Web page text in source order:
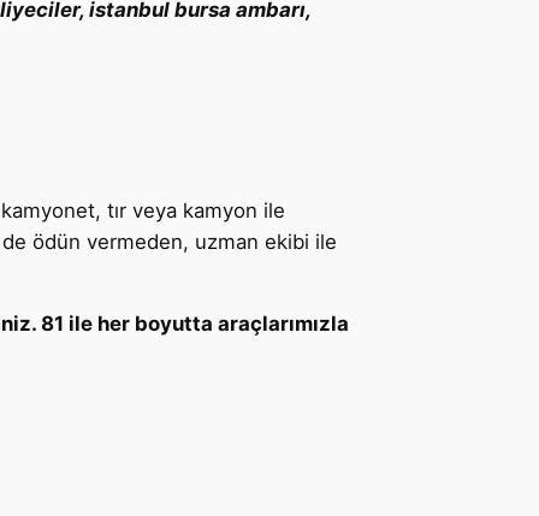
istanbul bursa ambarı,
kamyonet, tır veya kamyon ile
ödün vermeden, uzman ekibi ile
81 ile her boyutta araçlarımızla